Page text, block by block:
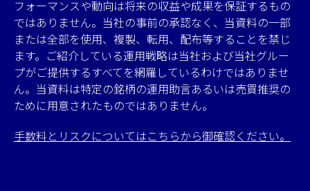
フォーマンスや動向は将来の収益や成果を保証するもの
ではありません。当社の事前の承認なく、当資料の一部
または全部を使用、複製、転用、配布等することを禁じ
ます。ご紹介している運用戦略は当社および当社グルー
プがご提供するすべてを網羅しているわけではありませ
ん。当資料は特定の銘柄の運用助言あるいは売買推奨の
ために用意されたものではありません。
手数料とリスクについてはこちらから御確認ください。